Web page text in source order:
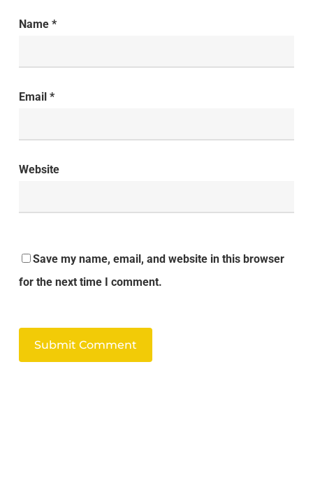
Name *
Email *
Website
Save my name, email, and website in this browser
for the next time I comment.